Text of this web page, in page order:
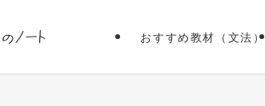
おすすめ教材（文法）